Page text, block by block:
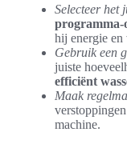
Selecteer het
programma-
hij energie en
Gebruik een
juiste
efficiënt
Maak
machine.